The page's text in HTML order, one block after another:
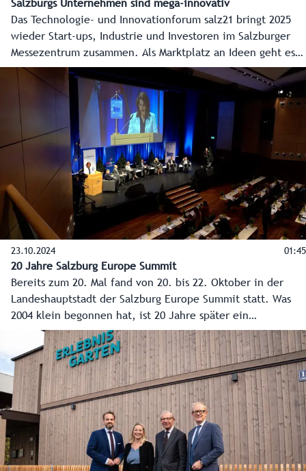
Salzburgs Unternehmen sind mega-innovativ
Das Technologie- und Innovationforum salz21 bringt 2025
wieder Start-ups, Industrie und Investoren im Salzburger
Messezentrum zusammen. Als Marktplatz an Ideen geht es
insbesondere darum, die besten Konzepte bis zur
Unternehmensgründung zu begleiten.
23.10.2024 01:45
20 Jahre Salzburg Europe Summit
Bereits zum 20. Mal fand von 20. bis 22. Oktober in der
Landeshauptstadt der Salzburg Europe Summit statt. Was
2004 klein begonnen hat, ist 20 Jahre später ein
international renommierter Fachkongress mit Experten aus
Politik, Wirtschaft, Diplomatie und Wissenschaft. Im Video
betonen unter anderem EU- und Verfassungsministerin
Karoline Edtstadler und der EU-Kommissar für Haushalt und
Verwaltung, Johannes Hahn, die Wichtigkeit der
Veranstaltung.